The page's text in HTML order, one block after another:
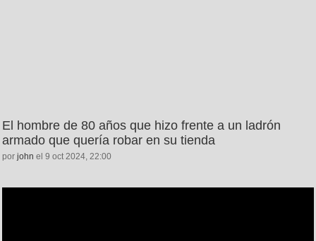
El hombre de 80 años que hizo frente a un ladrón
armado que quería robar en su tienda
por john el 9 oct 2024, 22:00